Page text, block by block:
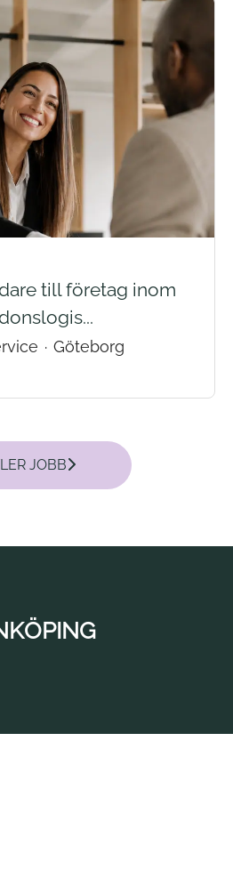
till företag inom
· Göteborg
JOBB